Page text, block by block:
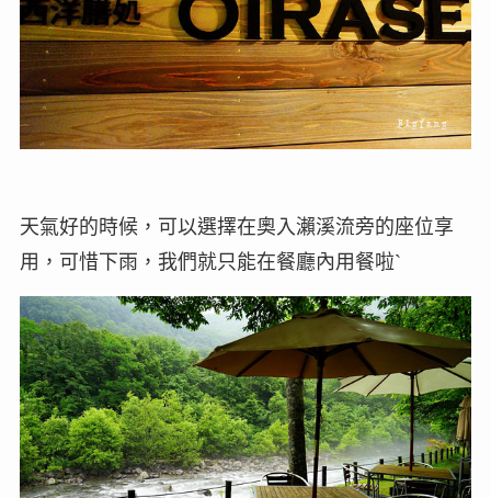
天氣好的時候，可以選擇在奧入瀨溪流旁的座位享
用，可惜下雨，我們就只能在餐廳內用餐啦`